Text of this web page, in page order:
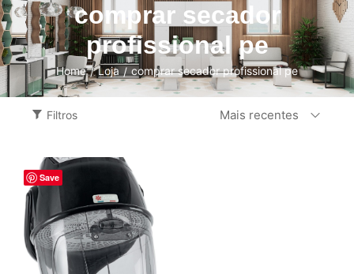
comprar secador
profissional pe
Home / Loja / comprar secador profissional pe
Filtros Mais recentes
Save